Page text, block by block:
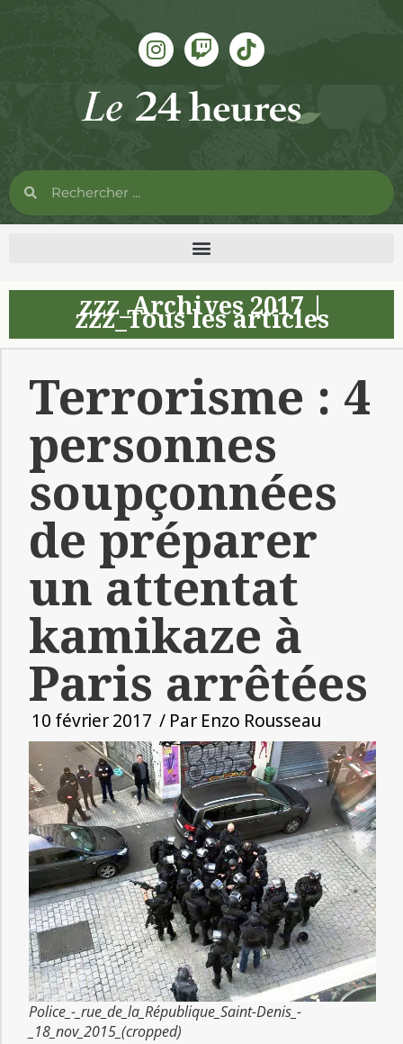
zzz_Archives 2017|
zzz_Tous les articles
Terrorisme : 4
personnes
soupçonnées
de préparer
un attentat
kamikaze à
Paris arrêtées
10 février 2017 / Par Enzo Rousseau
Police_-_rue_de_la_République_Saint-Denis_-
_18_nov_2015_(cropped)